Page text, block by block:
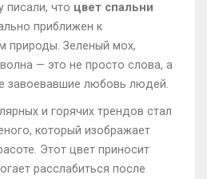
писали, что цвет спальни
приближен к
природы. Зеленый мох,
— это не просто слова, а
завоевавшие любовь людей.
и горячих трендов стал
который изображает
Этот цвет приносит
расслабиться после